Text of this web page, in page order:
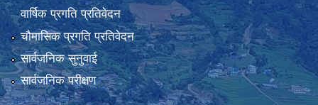
वार्षिक प्रगति प्रतिवेदन
चौमासिक प्रगति प्रतिवेदन
सार्वजनिक सुनुवाई
सार्वजनिक परीक्षण